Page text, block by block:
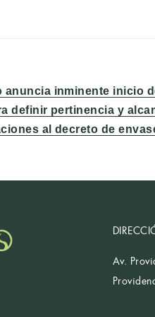
anuncia inminente inicio
definir pertinencia y
al decreto de
Av.